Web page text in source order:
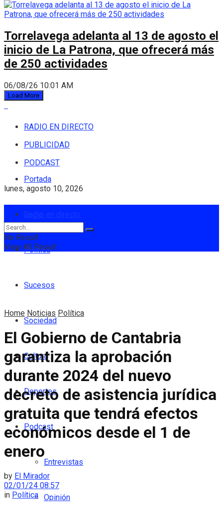
Torrelavega adelanta al 13 de agosto el
inicio de La Patrona, que ofrecerá más
de 250 actividades
06/08/26 10:01 AM
Load More
RADIO EN DIRECTO
PUBLICIDAD
PODCAST
lunes, agosto 10, 2026
Portada
Política
Sucesos
Sociedad
Cultura
Deportes
Podcast
Entrevistas
Opinión
No Result
View All Result
Home Noticias Política
El Gobierno de Cantabria
garantiza la aprobación
durante 2024 del nuevo
decreto de asistencia jurídica
gratuita que tendrá efectos
económicos desde el 1 de
enero
by El Mirador
02/01/24 08:57
in Política